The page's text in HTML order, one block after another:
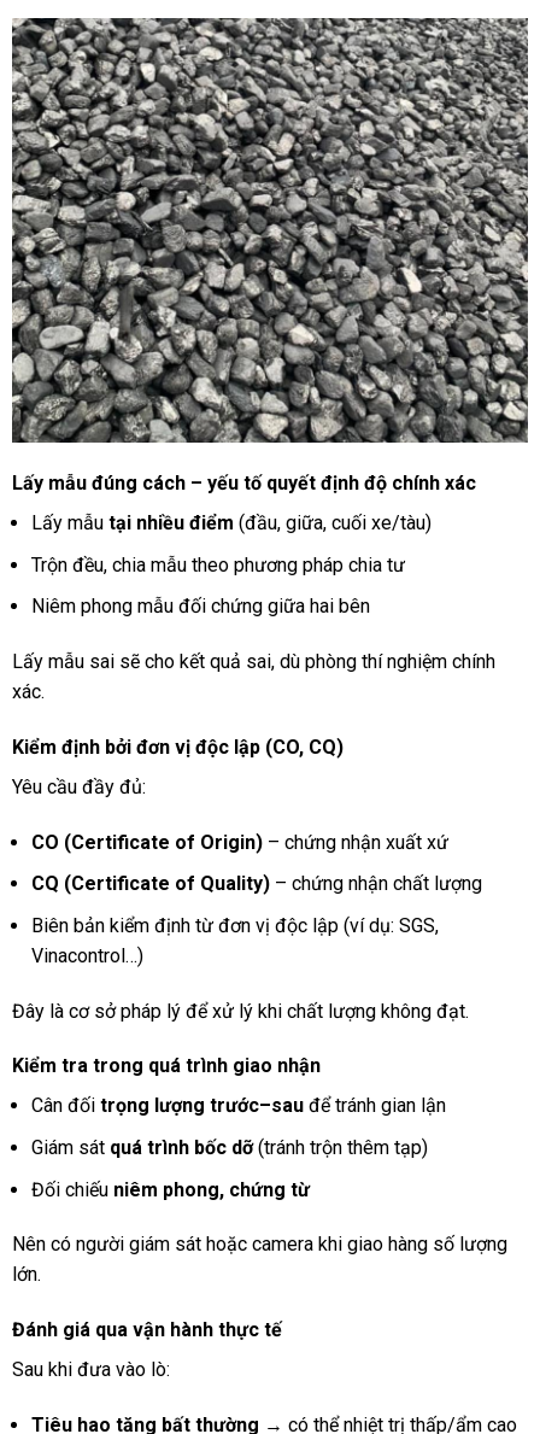
Lấy mẫu đúng cách – yếu tố quyết định độ chính xác
Lấy mẫu tại nhiều điểm (đầu, giữa, cuối xe/tàu)
Trộn đều, chia mẫu theo phương pháp chia tư
Niêm phong mẫu đối chứng giữa hai bên
Lấy mẫu sai sẽ cho kết quả sai, dù phòng thí nghiệm chính
xác.
Kiểm định bởi đơn vị độc lập (CO, CQ)
Yêu cầu đầy đủ:
CO (Certificate of Origin)– chứng nhận xuất xứ
CQ (Certificate of Quality)– chứng nhận chất lượng
Biên bản kiểm định từ đơn vị độc lập (ví dụ: SGS,
Vinacontrol…)
Đây là cơ sở pháp lý để xử lý khi chất lượng không đạt.
Kiểm tra trong quá trình giao nhận
Cân đối trọng lượng trước–sauđể tránh gian lận
Giám sát quá trình bốc dỡ(tránh trộn thêm tạp)
Đối chiếu niêm phong, chứng từ
Nên có người giám sát hoặc camera khi giao hàng số lượng
lớn.
Đánh giá qua vận hành thực tế
Sau khi đưa vào lò:
Tiêu hao tăng bất thường → có thể nhiệt trị thấp/ẩm cao